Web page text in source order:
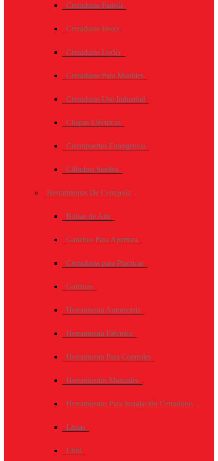
Cerraduras Faitelli
Cerraduras Inoxx
Cerraduras Locky
Cerraduras Para Muebles
Cerraduras Uso Industrial
Chapas Eléctricas
Cierrapuertas Emergencia
Cilindros Sueltos
Herramientas De Cerrajería
Bolsas de Aire
Ganchos Para Apertura
Cerraduras para Practicar
Ganzuas
Herramienta Automotriz
Herramienta Eléctrica
Herramienta Para Controles
Herramientas Manuales
Herramientas Para Instalación Cerraduras
Limas
Lishi